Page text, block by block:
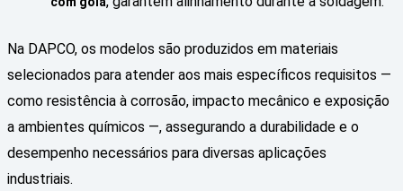
Na DAPCO, os modelos são produzidos em materiais
selecionados para atender aos mais específicos requisitos —
como resistência à corrosão, impacto mecânico e exposição
a ambientes químicos —, assegurando a durabilidade e o
desempenho necessários para diversas aplicações
industriais.